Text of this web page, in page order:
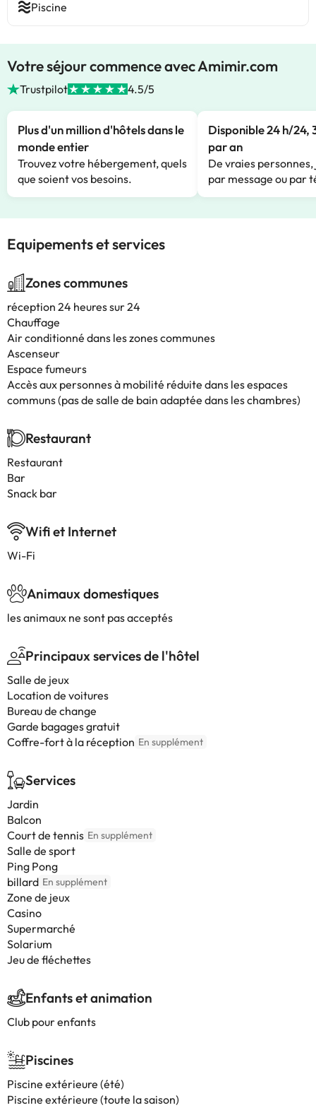
Piscine
Votre séjour commence avec Amimir.com
Trustpilot 4.5/5
Plus d'un million d'hôtels dans le
monde entier
Trouvez votre hébergement, quels
que soient vos besoins.
Disponible 24 h/24,
par an
De vraies
par message ou par
Equipements et services
Zones communes
réception 24 heures sur 24
Chauffage
Air conditionné dans les zones communes
Ascenseur
Espace fumeurs
Accès aux personnes à mobilité réduite dans les espaces
communs (pas de salle de bain adaptée dans les chambres)
Restaurant
Restaurant
Bar
Snack bar
Wifi et Internet
Wi-Fi
Animaux domestiques
les animaux ne sont pas acceptés
Principaux services de l'hôtel
Salle de jeux
Location de voitures
Bureau de change
Garde bagages gratuit
Coffre-fort à la réception En supplément
Services
Jardin
Balcon
Court de tennis En supplément
Salle de sport
Ping Pong
billard En supplément
Zone de jeux
Casino
Supermarché
Solarium
Jeu de fléchettes
Enfants et animation
Club pour enfants
Piscines
Piscine extérieure (été)
Piscine extérieure (toute la saison)